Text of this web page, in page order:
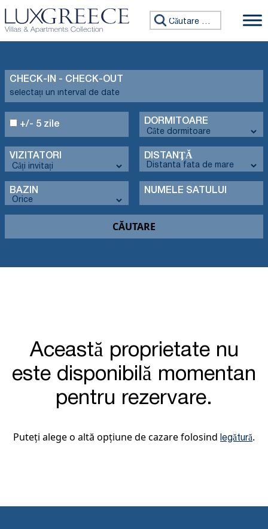
Caută:
CHECK-IN - CHECK-OUT
DORMITOARE
VIZITATORI DISTANŢĂ
+/- 5 zile
BAZIN NUMELE SATULUI
Această proprietate nu
este disponibilă momentan
pentru rezervare.
Puteți alege o altă opțiune de cazare folosind legătură.